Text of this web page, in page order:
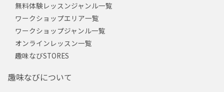
無料体験レッスンジャンル一覧
ワークショップエリア一覧
ワークショップジャンル一覧
オンラインレッスン一覧
趣味なびSTORES
趣味なびについて